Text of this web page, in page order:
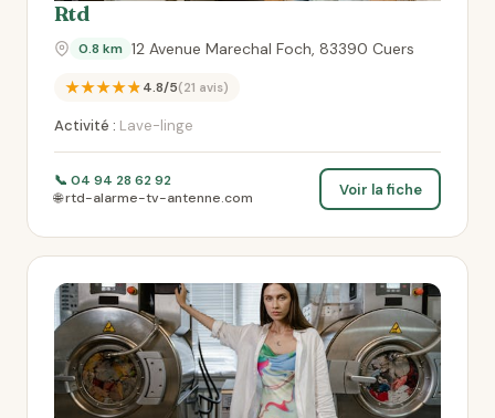
Rtd
0.8 km 12 Avenue Marechal Foch, 83390 Cuers
★★★★★4.8/5(21 avis)
Activité : Lave-linge
📞 04 94 28 62 92
🌐 rtd-alarme-tv-antenne.com
Voir la fiche